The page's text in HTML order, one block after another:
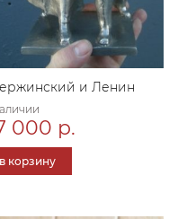
и Ленин
000 р.
в корзину